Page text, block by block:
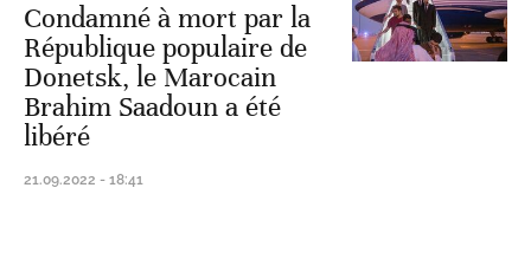
Condamné à mort par la
République populaire de
Donetsk, le Marocain
Brahim Saadoun a été
libéré
21.09.2022 - 18:41